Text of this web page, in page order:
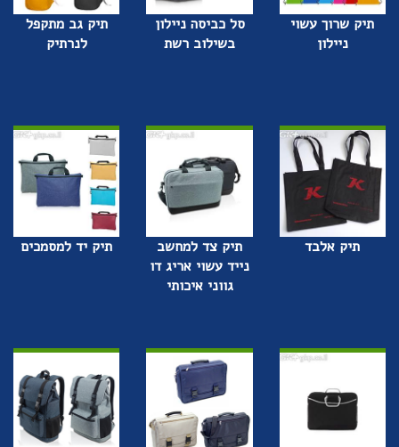
תיק שרוך עשוי
ניילון
סל כביסה ניילון
בשילוב רשת
תיק גב מתקפל
לנרתיק
תיק אלבד
תיק צד למחשב
נייד עשוי אריג דו
גווני איכותי
תיק יד למסמכים